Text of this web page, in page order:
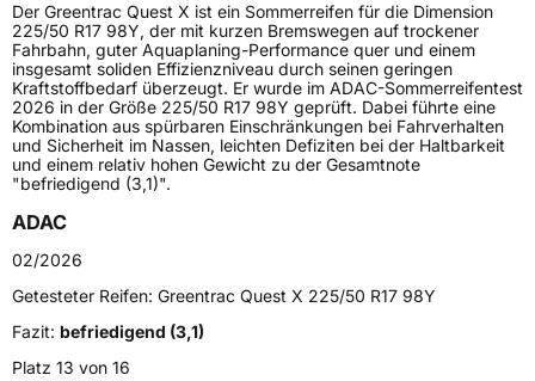
Höchstlast1090 kg
Generelle Merkmale
Fahrzeugtyp PKW
Verwendung Sommerreifen
Modellname
Fahrzeugart
Weitere Eigenschaften
SchlauchtypTL
Der Greentrac Quest X ist ein Sommerreifen für die Dimension
225/50 R17 98Y, der mit kurzen Bremswegen auf trockener
Fahrbahn, guter Aquaplaning-Performance quer und einem
insgesamt soliden Effizienzniveau durch seinen geringen
Kraftstoffbedarf überzeugt. Er wurde im ADAC-Sommerreifentest
2026 in der Größe 225/50 R17 98Y geprüft. Dabei führte eine
Kombination aus spürbaren Einschränkungen bei Fahrverhalten
und Sicherheit im Nassen, leichten Defiziten bei der Haltbarkeit
und einem relativ hohen Gewicht zu der Gesamtnote
"befriedigend (3,1)".
ADAC
02/2026
Getesteter Reifen: Greentrac Quest X 225/50 R17 98Y
Fazit: befriedigend (3,1)
Platz 13 von 16